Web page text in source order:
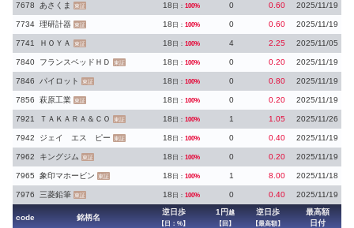
7678 あさくま 東証 18 日： 100% 0 0.60 2025/11/19
7734 理研計器 東証 18 日： 100% 0 0.60 2025/11/19
7741 ＨＯＹＡ 東証 18 日： 100% 4 2.25 2025/11/05
7840 フランスベッドＨＤ 東証 18 日： 100% 0 0.20 2025/11/19
7846 パイロット 東証 18 日： 100% 0 0.80 2025/11/19
7856 萩原工業 東証 18 日： 100% 0 0.20 2025/11/19
7921 ＴＡＫＡＲＡ＆ＣＯ 東証 18 日： 100% 1 1.05 2025/11/26
7942 ジェイ エス ピー 東証 18 日： 100% 0 0.40 2025/11/19
7962 キングジム 東証 18 日： 100% 0 0.20 2025/11/19
7965 象印マホービン 東証 18 日： 100% 1 8.00 2025/11/18
7976 三菱鉛筆 東証 18 日： 100% 0 0.40 2025/11/19
code 銘柄名
逆日歩
【日：%】
1円 越
【回】
逆日歩
【最高額】
最高額
日付